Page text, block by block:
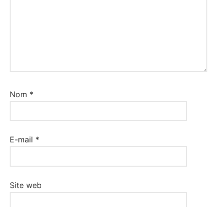
Nom *
E-mail *
Site web